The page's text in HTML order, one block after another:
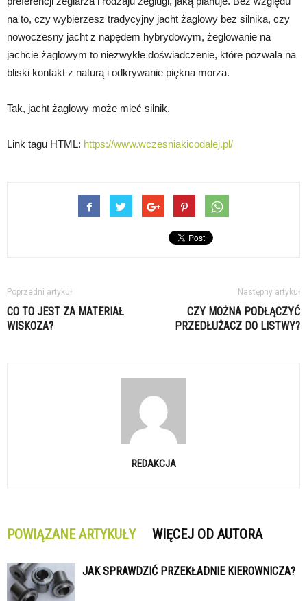
na to, czy wybierzesz tradycyjny jacht żaglowy bez silnika, czy
nowoczesny jacht z napędem hybrydowym, żeglowanie na
jachcie żaglowym to niezwykłe doświadczenie, które pozwala na
bliski kontakt z naturą i odkrywanie piękna morza.
Tak, jacht żaglowy może mieć silnik.
Link tagu HTML: https://www.wczesniakicodalej.pl/
Poprzedni artykuł
CO TO JEST ZA MATERIAŁ
WISKOZA?
Następny artykuł
CZY MOŻNA PODŁĄCZYĆ
PRZEDŁUŻACZ DO LISTWY?
REDAKCJA
POWIĄZANE ARTYKUŁY WIĘCEJ OD AUTORA
JAK SPRAWDZIĆ PRZEKŁADNIE KIEROWNICZA?